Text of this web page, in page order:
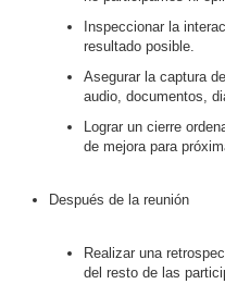
Inspeccionar la
resultado posible.
Asegurar la captura
audio, documentos,
Lograr un cierre
de mejora para
Después de la reunión
Realizar una
del resto de las